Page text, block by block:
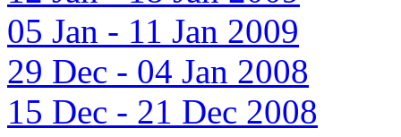
05 Jan - 11 Jan 2009
29 Dec - 04 Jan 2008
15 Dec - 21 Dec 2008